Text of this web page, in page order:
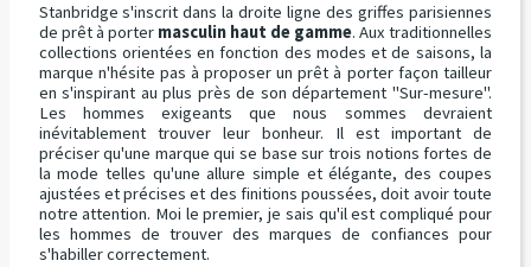
Stanbridge s'inscrit dans la droite ligne des griffes parisiennes
de prêt à porter masculin haut de gamme. Aux traditionnelles
collections orientées en fonction des modes et de saisons, la
marque n'hésite pas à proposer un prêt à porter façon tailleur
en s'inspirant au plus près de son département "Sur-mesure".
Les hommes exigeants que nous sommes devraient
inévitablement trouver leur bonheur. Il est important de
préciser qu'une marque qui se base sur trois notions fortes de
la mode telles qu'une allure simple et élégante, des coupes
ajustées et précises et des finitions poussées, doit avoir toute
notre attention. Moi le premier, je sais qu'il est compliqué pour
les hommes de trouver des marques de confiances pour
s'habiller correctement.